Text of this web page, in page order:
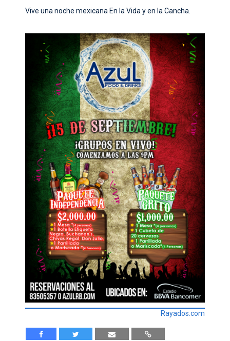
Vive una noche mexicana En la Vida y en la Cancha.
Rayados.com